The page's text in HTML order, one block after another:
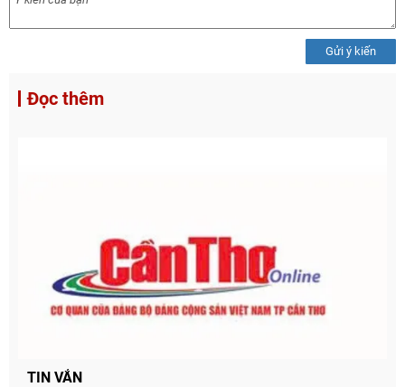
Gửi ý kiến
Đọc thêm
TIN VẮN